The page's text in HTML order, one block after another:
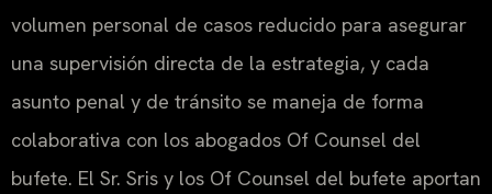
volumen personal de casos reducido para asegurar
una supervisión directa de la estrategia, y cada
asunto penal y de tránsito se maneja de forma
colaborativa con los abogados Of Counsel del
bufete. El Sr. Sris y los Of Counsel del bufete aportan